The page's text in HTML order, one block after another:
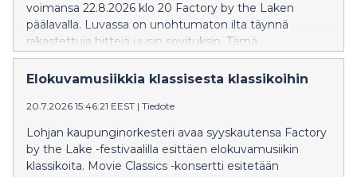
voimansa 22.8.2026 klo 20 Factory by the Laken
päälavalla. Luvassa on unohtumaton ilta täynnä
rakastettuja hittejä uusin sovituksin. Tämä
ainutlaatuinen konsertti kutsuu yleisön laulamaan ja
tunnelmoimaan. Liput saatavilla NetTicket.fi-sivustolla.
Elokuvamusiikkia klassisesta klassikoihin
20.7.2026 15:46:21 EEST | Tiedote
Lohjan kaupunginorkesteri avaa syyskautensa Factory
by the Lake -festivaalilla esittäen elokuvamusiikin
klassikoita. Movie Classics -konsertti esitetään